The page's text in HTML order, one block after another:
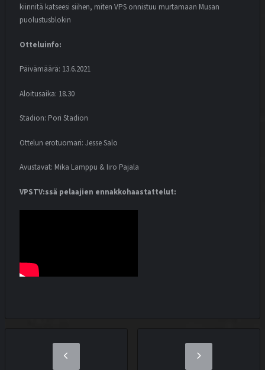
kiinnitä katseesi siihen, miten VPS onnistuu murtamaan Musan
puolustusblokin
Otteluinfo:
Päivämäärä: 13.6.2021
Aloitusaika: 18.30
Stadion: Pori Stadion
Ottelun erotuomari: Jesse Salo
Avustavat: Mika Lamppu & Iiro Pajala
VPSTV:ssä pelaajien ennakkohaastattelut: